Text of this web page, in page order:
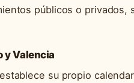
públicos o
y Valencia
su propio